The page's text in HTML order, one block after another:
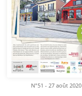
N°51 - 27 août 2020